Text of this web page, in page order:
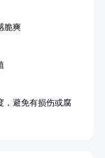
脆爽
，避免有损伤或腐